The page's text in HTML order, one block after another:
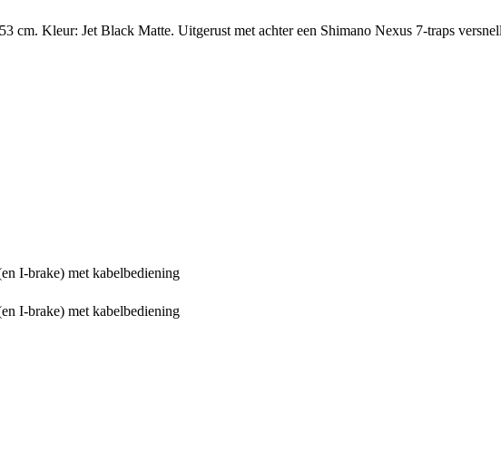
cm. Kleur: Jet Black Matte. Uitgerust met achter een Shimano Nexus 7-traps
I-brake) met kabelbediening
I-brake) met kabelbediening